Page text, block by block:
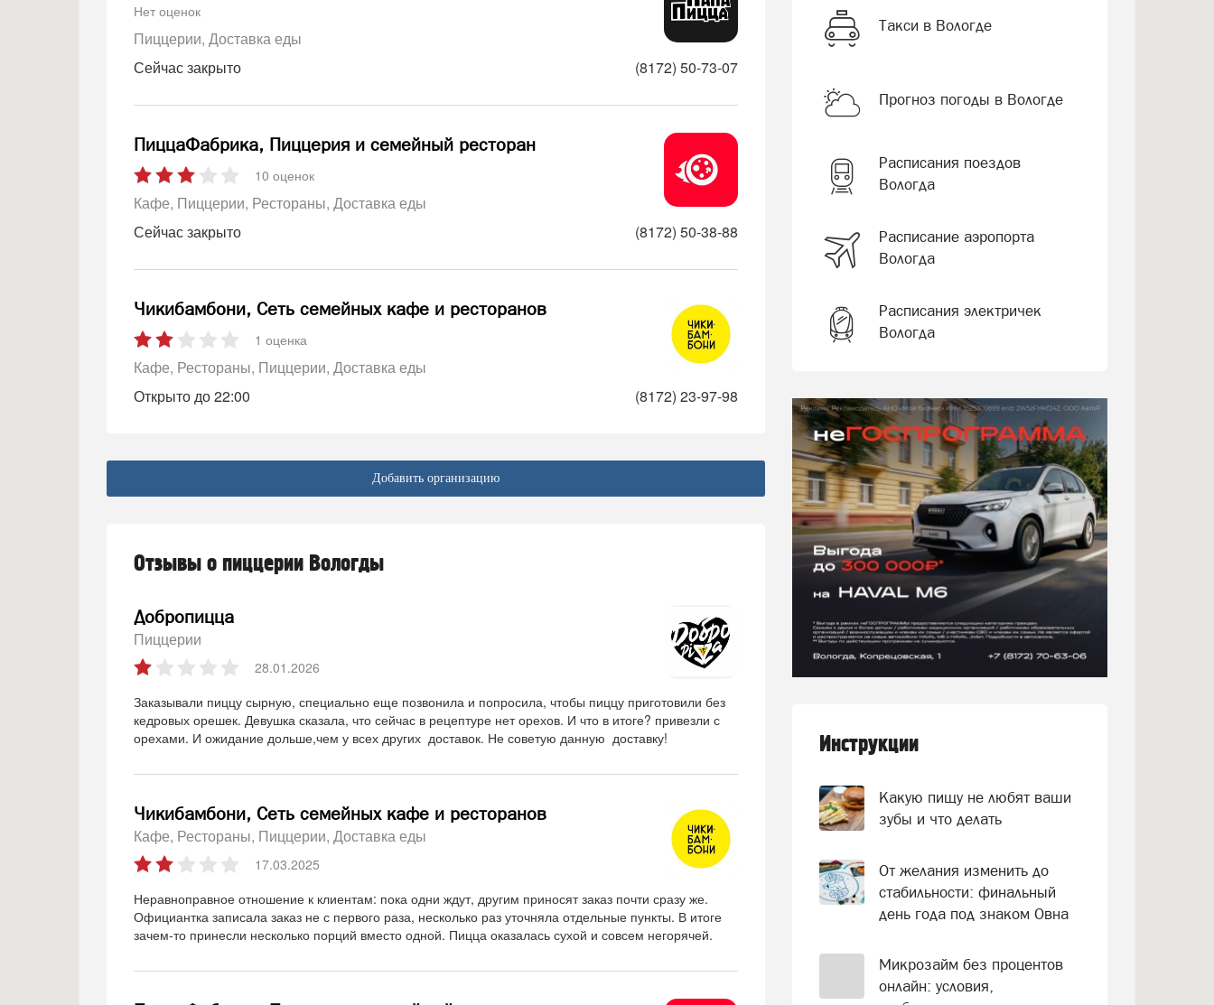
Нет оценок
Пиццерии Доставка еды
Сейчас закрыто
(8172) 50-73-07
ПиццаФабрика, Пиццерия и семейный ресторан
10 оценок
Кафе Пиццерии Рестораны Доставка еды
Сейчас закрыто
(8172) 50-38-88
Чикибамбони, Сеть семейных кафе и ресторанов
1 оценка
Кафе Рестораны Пиццерии Доставка еды
Открыто до 22:00
(8172) 23-97-98
Добавить организацию
Отзывы о пиццерии Вологды
Добропицца
Пиццерии
28.01.2026
Заказывали пиццу сырную, специально еще позвонила и попросила, чтобы пиццу приготовили без
кедровых орешек. Девушка сказала, что сейчас в рецептуре нет орехов. И что в итоге? привезли с
орехами. И ожидание дольше,чем у всех других доставок. Не советую данную доставку!
Чикибамбони, Сеть семейных кафе и ресторанов
Кафе Рестораны Пиццерии Доставка еды
17.03.2025
Неравноправное отношение к клиентам: пока одни ждут, другим приносят заказ почти сразу же.
Официантка записала заказ не с первого раза, несколько раз уточняла отдельные пункты. В итоге
зачем-то принесли несколько порций вместо одной. Пицца оказалась сухой и совсем негорячей.
Такси в Вологде
Прогноз погоды в Вологде
Расписания поездов
Вологда
Расписание аэропорта
Вологда
Расписания электричек
Вологда
Инструкции
Какую пищу не любят ваши
зубы и что делать
От желания изменить до
стабильности: финальный
день года под знаком Овна
Микрозайм без процентов
онлайн: условия,